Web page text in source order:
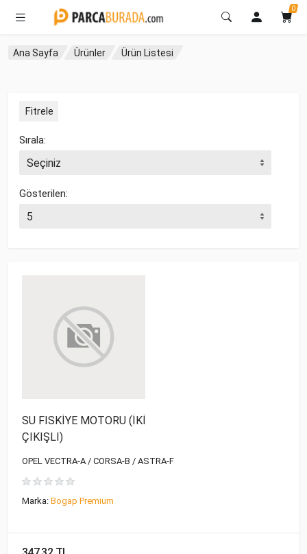
0
Ana Sayfa Ürünler Ürün Listesi
Fitrele
Sırala:
Gösterilen:
SU FISKİYE MOTORU (İKİ
ÇIKIŞLI)
OPEL VECTRA-A / CORSA-B / ASTRA-F
Marka: Bogap Premium